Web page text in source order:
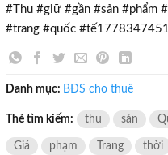
#Thu #giữ #gần #sản #phẩm
#trang #quốc #tế1778347451
Danh mục: BĐS cho thuê
Thẻ tìm kiếm: thu sản
Giá phạm Trang thời